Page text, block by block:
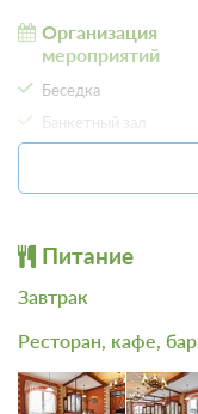
Одна
Проживание с
В стоимость входит:
Организация
мероприятий
Беседка
Банкетный зал
Парковка
Автостоянка /
Детям
Детская площадка
Питание
Завтрак
Ресторан, кафе, бар